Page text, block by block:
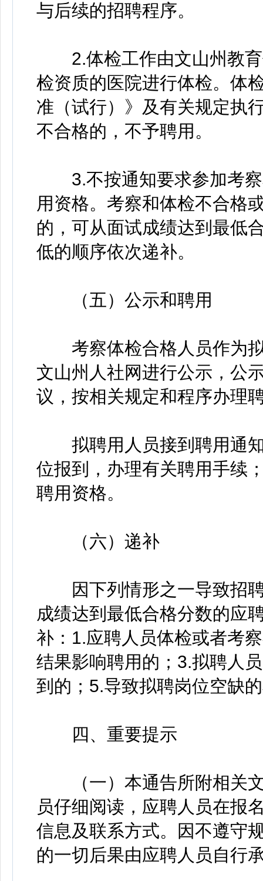
与后续的招聘程序。
2.体检工作由文山州教育
检资质的医院进行体检。体
准（试行）》及有关规定执
不合格的，不予聘用。
3.不按通知要求参加考察
用资格。考察和体检不合格
的，可从面试成绩达到最低
低的顺序依次递补。
（五）公示和聘用
考察体检合格人员作为拟
文山州人社网进行公示，公
议，按相关规定和程序办理
拟聘用人员接到聘用通知
位报到，办理有关聘用手续
聘用资格。
（六）递补
因下列情形之一导致招聘
成绩达到最低合格分数的应
补：1.应聘人员体检或者考
结果影响聘用的；3.拟聘人
到的；5.导致拟聘岗位空缺
四、重要提示
（一）本通告所附相关文
员仔细阅读，应聘人员在报
信息及联系方式。因不遵守
的一切后果由应聘人员自行